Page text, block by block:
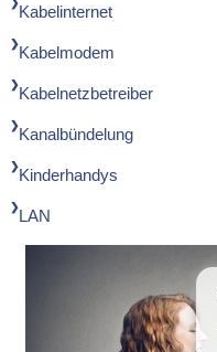
Kabelinternet
Kabelmodem
Kabelnetzbetreiber
Kanalbündelung
Kinderhandys
LAN